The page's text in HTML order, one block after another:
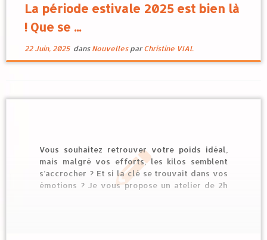
La période estivale 2025 est bien là
! Que se ...
22 Juin, 2025dans Nouvelles parChristine VIAL
Vous souhaitez retrouver votre poids idéal,
mais malgré vos efforts, les kilos semblent
s’accrocher ? Et si la clé se trouvait dans vos
émotions ? Je vous propose un atelier de 2h